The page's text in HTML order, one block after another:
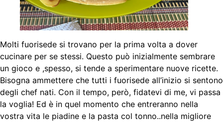
Molti fuorisede si trovano per la prima volta a dover
cucinare per se stessi. Questo può inizialmente sembrare
un gioco e ,spesso, si tende a sperimentare nuove ricette.
Bisogna ammettere che tutti i fuorisede all’inizio si sentono
degli chef nati. Con il tempo, però, fidatevi di me, vi passa
la voglia! Ed è in quel momento che entreranno nella
vostra vita le piadine e la pasta col tonno..nella migliore